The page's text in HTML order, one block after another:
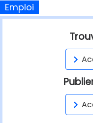
Emploi